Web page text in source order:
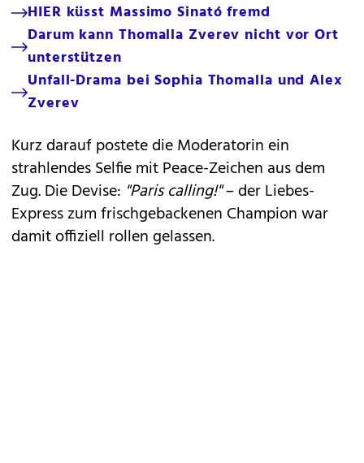
HIER küsst Massimo Sinató fremd
Darum kann Thomalla Zverev nicht vor Ort
unterstützen
Unfall-Drama bei Sophia Thomalla und Alex
Zverev
Kurz darauf postete die Moderatorin ein
strahlendes Selfie mit Peace-Zeichen aus dem
Zug. Die Devise: "Paris calling!"– der Liebes-
Express zum frischgebackenen Champion war
damit offiziell rollen gelassen.